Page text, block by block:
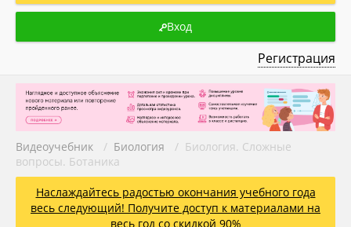
Вход
Регистрация
Видеоучебник / Биология
/ Биология. Сложные
вопросы. Ботаника
Наслаждайтесь радостью окончания учебного года
весь следующий! Получите доступ к материалами на
весь год со скидкой 90%